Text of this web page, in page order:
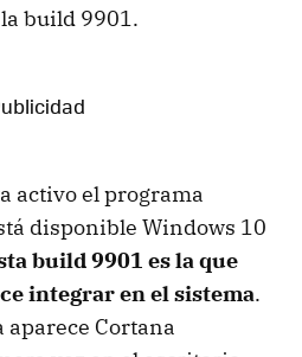
build 9901.
activo el programa
disponible Windows 10
build 9901 es la que
integrar en el sistema.
aparece Cortana